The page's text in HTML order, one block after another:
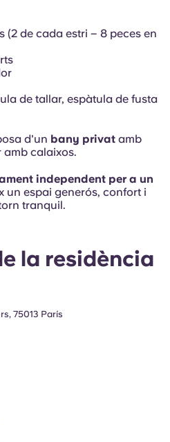
la residència
75013 París
(2 de cada estri – 8 peces en
de tallar, espàtula de fusta
d'un bany privat amb
calaixos.
independent per a un
un espai generós, confort i
tranquil.